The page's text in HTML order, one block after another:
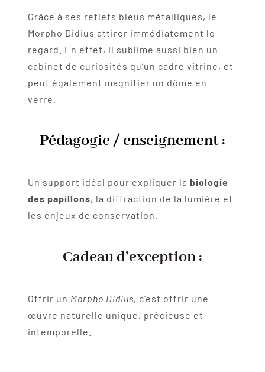
Grâce à ses reflets bleus métalliques, le
Morpho Didius attirer immédiatement le
regard. En effet, il sublime aussi bien un
cabinet de curiosités qu’un cadre vitrine, et
peut également magnifier un dôme en
verre.
Pédagogie / enseignement :
Un support idéal pour expliquer la biologie
des papillons, la diffraction de la lumière et
les enjeux de conservation.
Cadeau d’exception :
Offrir un Morpho Didius, c’est offrir une
œuvre naturelle unique, précieuse et
intemporelle.